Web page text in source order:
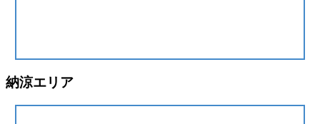
納涼エリア